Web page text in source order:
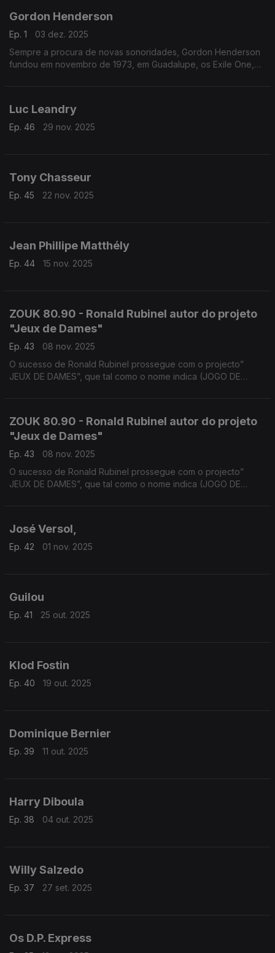
Gordon Henderson
Ep. 1
03 dez. 2025
Sempre a procura de novas sonoridades, Gordon Henderson
fundou em novembro de 1973, em Guadalupe, os Exile One,
Luc Leandry
Ep. 46 29 nov. 2025
Tony Chasseur
Ep. 45 22 nov. 2025
Jean Phillipe Matthély
Ep. 44 15 nov. 2025
ZOUK 80.90 - Ronald Rubinel autor do projeto
"Jeux de Dames"
Ep. 43
08 nov. 2025
O sucesso de Ronald Rubinel prossegue com o projecto”
JEUX DE DAMES”, que tal como o nome indica (JOGO DE
ZOUK 80.90 - Ronald Rubinel autor do projeto
"Jeux de Dames"
Ep. 43
08 nov. 2025
O sucesso de Ronald Rubinel prossegue com o projecto”
JEUX DE DAMES”, que tal como o nome indica (JOGO DE
José Versol,
Ep. 42 01 nov. 2025
Guilou
Ep. 41 25 out. 2025
Klod Fostin
Ep. 40 19 out. 2025
Dominique Bernier
Ep. 39 11 out. 2025
Harry Diboula
Ep. 38 04 out. 2025
Willy Salzedo
Ep. 37 27 set. 2025
Os D.P. Express